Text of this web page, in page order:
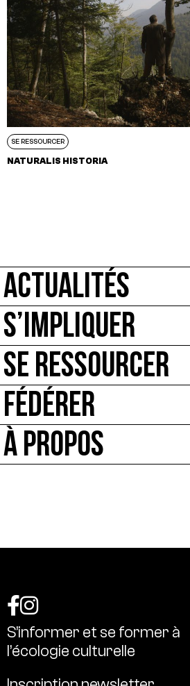
SE RESSOURCER
NATURALIS HISTORIA
ACTUALITÉS
S’IMPLIQUER
SE RESSOURCER
FÉDÉRER
À PROPOS
S’informer et se former à
l’écologie culturelle